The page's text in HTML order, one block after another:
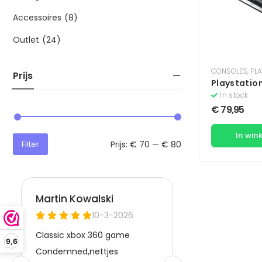
9,6
Accessoires (8)
Outlet (24)
Prijs
Filter Prijs: € 70 — € 80
CONSOLES,
Console
In stock
€79,95
In